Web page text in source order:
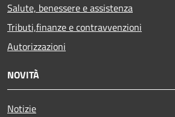
Salute, benessere e assistenza
Tributi,finanze e contravvenzioni
Autorizzazioni
NOVITÀ
Notizie